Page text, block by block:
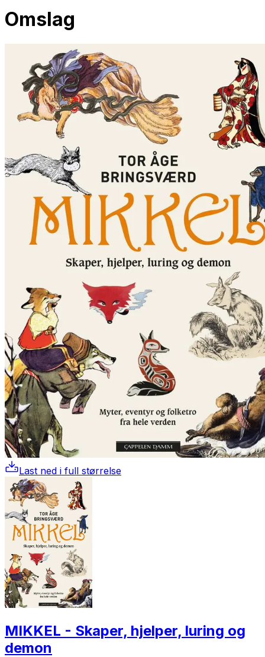
Omslag
Last ned i full størrelse
MIKKEL - Skaper, hjelper, luring og
demon